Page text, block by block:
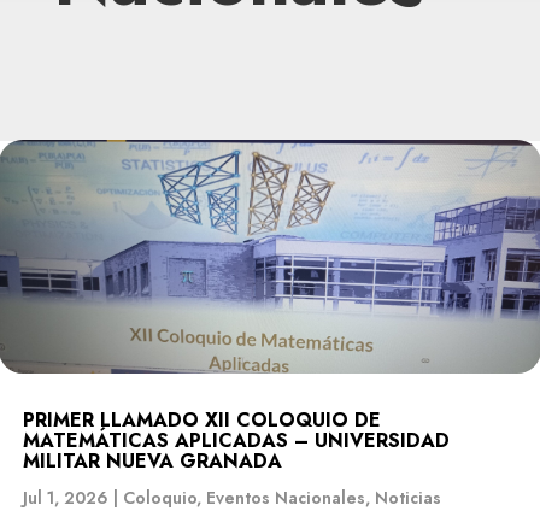
PRIMER LLAMADO XII COLOQUIO DE
MATEMÁTICAS APLICADAS – UNIVERSIDAD
MILITAR NUEVA GRANADA
Jul 1, 2026 | Coloquio, Eventos Nacionales, Noticias